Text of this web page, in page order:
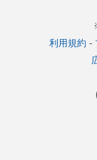
利用規約 -